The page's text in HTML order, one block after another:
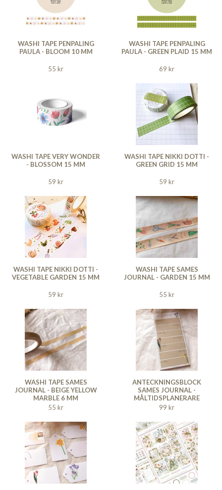
WASHI TAPE PENPALING
PAULA - BLOOM 10 MM
55 kr
WASHI TAPE PENPALING
PAULA - GREEN PLAID 15 MM
69 kr
WASHI TAPE VERY WONDER
- BLOSSOM 15 MM
59 kr
WASHI TAPE NIKKI DOTTI -
GREEN GRID 15 MM
59 kr
WASHI TAPE NIKKI DOTTI -
VEGETABLE GARDEN 15 MM
59 kr
WASHI TAPE SAMES
JOURNAL - GARDEN 15 MM
55 kr
WASHI TAPE SAMES
JOURNAL - BEIGE YELLOW
MARBLE 6 MM
55 kr
ANTECKNINGSBLOCK
SAMES JOURNAL -
MÅLTIDSPLANERARE
99 kr